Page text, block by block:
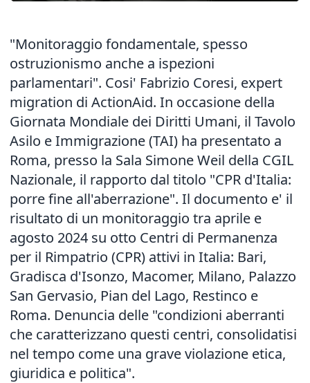
"Monitoraggio fondamentale, spesso
ostruzionismo anche a ispezioni
parlamentari". Cosi' Fabrizio Coresi, expert
migration di ActionAid. In occasione della
Giornata Mondiale dei Diritti Umani, il Tavolo
Asilo e Immigrazione (TAI) ha presentato a
Roma, presso la Sala Simone Weil della CGIL
Nazionale, il rapporto dal titolo "CPR d'Italia:
porre fine all'aberrazione". Il documento e' il
risultato di un monitoraggio tra aprile e
agosto 2024 su otto Centri di Permanenza
per il Rimpatrio (CPR) attivi in Italia: Bari,
Gradisca d'Isonzo, Macomer, Milano, Palazzo
San Gervasio, Pian del Lago, Restinco e
Roma. Denuncia delle "condizioni aberranti
che caratterizzano questi centri, consolidatisi
nel tempo come una grave violazione etica,
giuridica e politica".